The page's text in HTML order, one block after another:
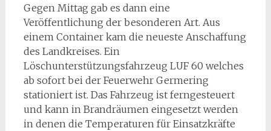
Gegen Mittag gab es dann eine
Veröffentlichung der besonderen Art. Aus
einem Container kam die neueste Anschaffung
des Landkreises. Ein
Löschunterstützungsfahrzeug LUF 60 welches
ab sofort bei der Feuerwehr Germering
stationiert ist. Das Fahrzeug ist ferngesteuert
und kann in Brandräumen eingesetzt werden
in denen die Temperaturen für Einsatzkräfte